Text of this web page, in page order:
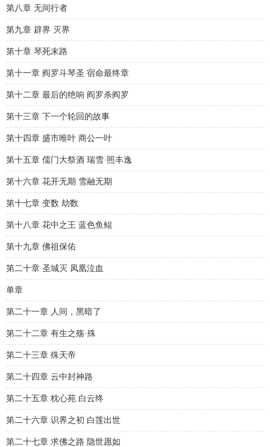
第八章 无间行者
第九章 辟界 灭界
第十章 琴死末路
第十一章 阎罗斗琴圣 宿命最终章
第十二章 最后的绝响 阎罗杀阎罗
第十三章 下一个轮回的故事
第十四章 盛市唯叶 商公一叶
第十五章 儒门大祭酒 瑞雪·照丰逸
第十六章 花开无期 雪融无期
第十七章 变数 劫数
第十八章 花中之王 蓝色鱼鲲
第十九章 佛祖保佑
第二十章 圣城灭 凤凰泣血
单章
第二十一章 人间，黑暗了
第二十二章 有生之殇·殊
第二十三章 殊天帝
第二十四章 云中封神路
第二十五章 枕心苑 白云终
第二十六章 识界之初 白莲出世
第二十七章 求佛之路 隐世愿如